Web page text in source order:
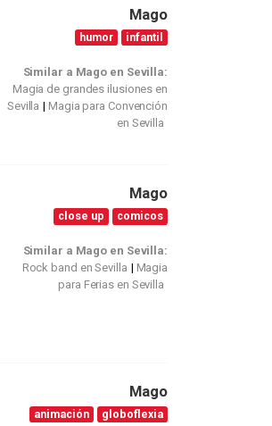
Mago
humor infantil
Similar a Mago en Sevilla:
Magia de grandes ilusiones en
Sevilla
Magia para Convención
en Sevilla
Mago
close up comicos
Similar a Mago en Sevilla:
Rock band en Sevilla
Magia
para Ferias en Sevilla
Mago
animación globoflexia